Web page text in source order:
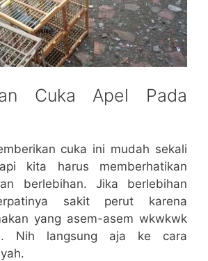
Cuka Apel Pada
cuka ini mudah sekali
kita harus memberhatikan
berlebihan. Jika berlebihan
sakit perut karena
yang asem-asem wkwkwk
Nih langsung aja ke cara